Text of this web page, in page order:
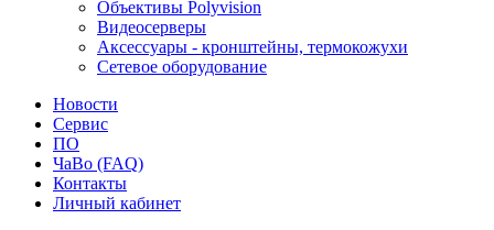
Объективы Polyvision
Видеосерверы
Аксессуары - кронштейны, термокожухи
Сетевое оборудование
Новости
Сервис
ПО
ЧаВо (FAQ)
Контакты
Личный кабинет